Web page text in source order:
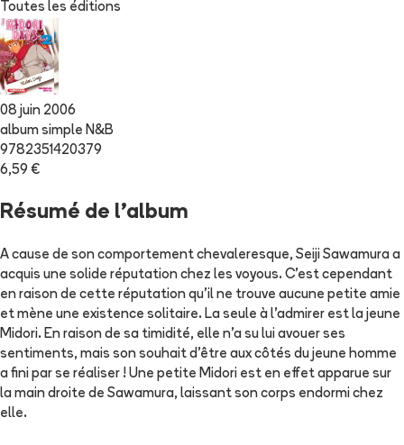
Toutes les éditions
08 juin 2006
album simple N&B
9782351420379
6,59 €
Résumé de l'album
A cause de son comportement chevaleresque, Seiji Sawamura a
acquis une solide réputation chez les voyous. C'est cependant
en raison de cette réputation qu'il ne trouve aucune petite amie
et mène une existence solitaire. La seule à l'admirer est la jeune
Midori. En raison de sa timidité, elle n'a su lui avouer ses
sentiments, mais son souhait d'être aux côtés du jeune homme
a fini par se réaliser ! Une petite Midori est en effet apparue sur
la main droite de Sawamura, laissant son corps endormi chez
elle.